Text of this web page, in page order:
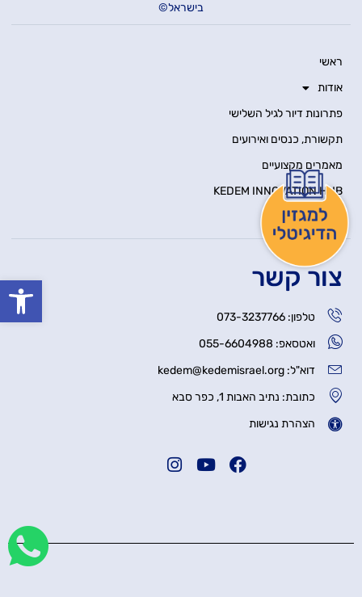
פתח
בישראל©
ראשי
אודות
פתרונות דיור לגיל השלישי
תקשורת, כנסים ואירועים
מאמרים מקצועיים
KEDEM INNOVATION HUB
יצירת קשר
צור קשר
טלפון: 073-3237766
ואטסאפ: 055-6604988
דוא"ל: kedem@kedemisrael.org
כתובת: נתיב האבות 1, כפר סבא
הצהרת נגישות